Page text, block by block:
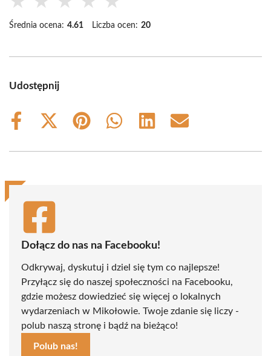
Średnia ocena: 4.61 Liczba ocen: 20
Udostępnij
Share
Share
(Twitter)
Share
Share
Share
Share
Dołącz do nas na Facebooku!
Odkrywaj, dyskutuj i dziel się tym co najlepsze!
Przyłącz się do naszej społeczności na Facebooku,
gdzie możesz dowiedzieć się więcej o lokalnych
wydarzeniach w Mikołowie. Twoje zdanie się liczy -
polub naszą stronę i bądź na bieżąco!
Polub nas!